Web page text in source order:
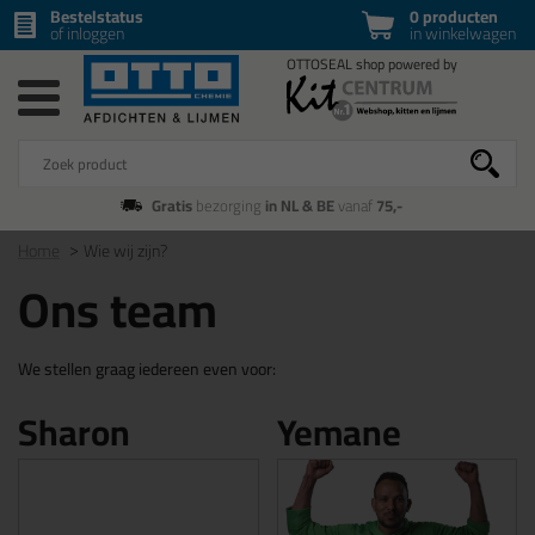
0 producten
in winkelwagen
Bestelstatus
of inloggen
Gratisbezorging in NL & BEvanaf75,-
Wie wij zijn?
Ons team
We stellen graag iedereen even voor:
Sharon Yemane